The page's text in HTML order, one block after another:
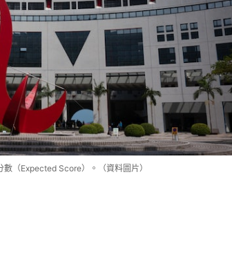
（Expected Score）。（資料圖片）